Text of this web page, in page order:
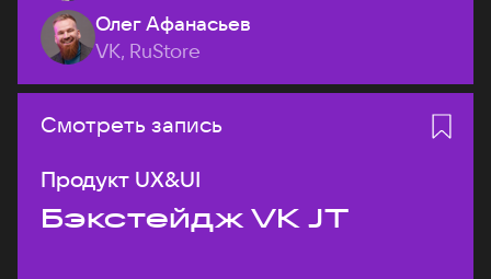
Олег Афанасьев
VK, RuStore
Смотреть запись
Продукт UX&UI
Бэкстейдж VK JT